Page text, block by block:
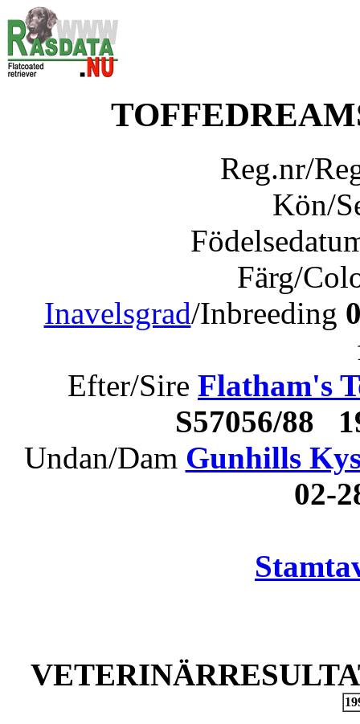
Reg.nr/
Kön/
Färg/
Inavelsgrad/Inbreeding
Efter/Sire Flatham's
S57056/88
Undan/Dam Gunhills
02-